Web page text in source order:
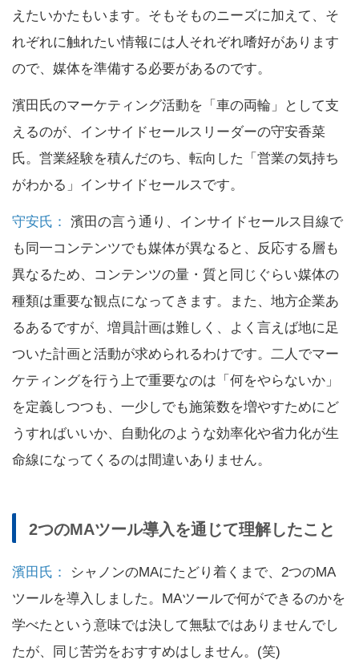
えたいかたもいます。そもそものニーズに加えて、そ
れぞれに触れたい情報には人それぞれ嗜好があります
ので、媒体を準備する必要があるのです。
濱田氏のマーケティング活動を「車の両輪」として支
えるのが、インサイドセールスリーダーの守安香菜
氏。営業経験を積んだのち、転向した「営業の気持ち
がわかる」インサイドセールスです。
守安氏：
濱田の言う通り、インサイドセールス目線で
も同一コンテンツでも媒体が異なると、反応する層も
異なるため、コンテンツの量・質と同じぐらい媒体の
種類は重要な観点になってきます。また、地方企業あ
るあるですが、増員計画は難しく、よく言えば地に足
ついた計画と活動が求められるわけです。二人でマー
ケティングを行う上で重要なのは「何をやらないか」
を定義しつつも、一少しでも施策数を増やすためにど
うすればいいか、自動化のような効率化や省力化が生
命線になってくるのは間違いありません。
2つのMAツール導入を通じて理解したこと
濱田氏：
シャノンのMAにたどり着くまで、2つのMA
ツールを導入しました。MAツールで何ができるのかを
学べたという意味では決して無駄ではありませんでし
たが、同じ苦労をおすすめはしません。(笑)